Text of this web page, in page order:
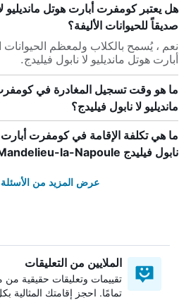
هل يعتبر كومفرت أبارت هوتل مانديليو
صديقاً للحيوانات الأليفة؟
نعم ، يُسمح بالكلاب ولمعظم
أبارت هوتل مانديليو لا نابول فيليدج.
ما هو وقت تسجيل المغادرة في
مانديليو لا نابول فيليدج؟
ما هي تكلفة الإقامة في كومفرت أبارت
نابول فيليدج Mandelieu-la-Napoule؟
عرض المزيد من الأسئلة
الملايين من التعليقات
تقييمات وتعليقات حقيقية من
تمامًا. احجز إقامتك المثالية